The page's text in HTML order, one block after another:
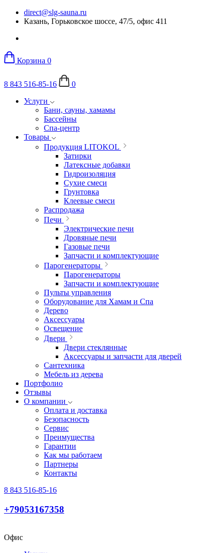
direct@slg-sauna.ru
Казань, Горьковское шоссе, 47/5, офис 411
Корзина 0
8 843 516-85-16
0
Услуги
Бани, сауны, хамамы
Бассейны
Спа-центр
Товары
Продукция LITOKOL
Затирки
Латексные добавки
Гидроизоляция
Сухие смеси
Грунтовка
Клеевые смеси
Распродажа
Печи
Электрические печи
Дровяные печи
Газовые печи
Запчасти и комплектующие
Парогенераторы
Парогенераторы
Запчасти и комплектующие
Пульты управления
Оборудование для Хамам и Спа
Дерево
Аксессуары
Освещение
Двери
Двери стеклянные
Аксессуары и запчасти для дверей
Сантехника
Мебель из дерева
Портфолио
Отзывы
О компании
Оплата и доставка
Безопасность
Сервис
Преимущества
Гарантии
Как мы работаем
Партнеры
Контакты
8 843 516-85-16
+79053167358
Офис